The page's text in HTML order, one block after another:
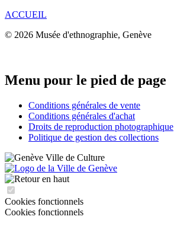
ACCUEIL
© 2026 Musée d'ethnographie, Genève
Menu pour le pied de page
Conditions générales de vente
Conditions générales d'achat
Droits de reproduction photographique
Politique de gestion des collections
Cookies fonctionnels
Cookies fonctionnels